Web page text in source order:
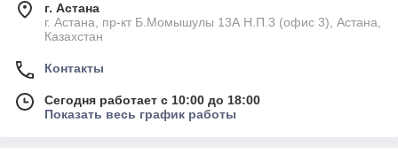
г. Астана
г. Астана, пр-кт Б.Момышулы 13А Н.П.3 (офис 3), Астана,
Казахстан
Контакты
Сегодня работает с 10:00 до 18:00
Показать весь график работы